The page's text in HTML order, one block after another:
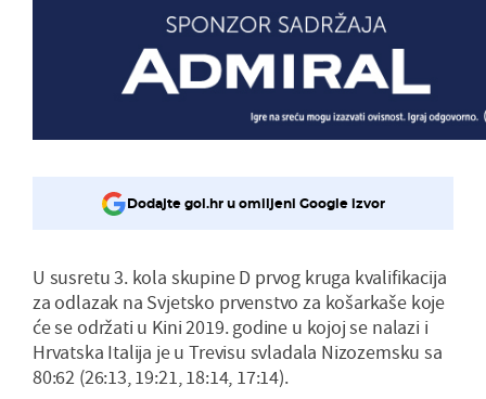
Dodajte gol.hr u omiljeni Google izvor
U susretu 3. kola skupine D prvog kruga kvalifikacija
za odlazak na Svjetsko prvenstvo za košarkaše koje
će se održati u Kini 2019. godine u kojoj se nalazi i
Hrvatska Italija je u Trevisu svladala Nizozemsku sa
80:62 (26:13, 19:21, 18:14, 17:14).